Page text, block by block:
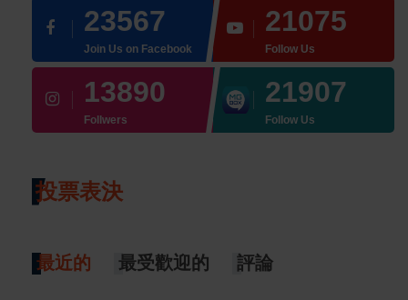
23567
Join Us on Facebook
21075
Follow Us
13890
Follwers
21907
Follow Us
投票表決
最近的 最受歡迎的 評論